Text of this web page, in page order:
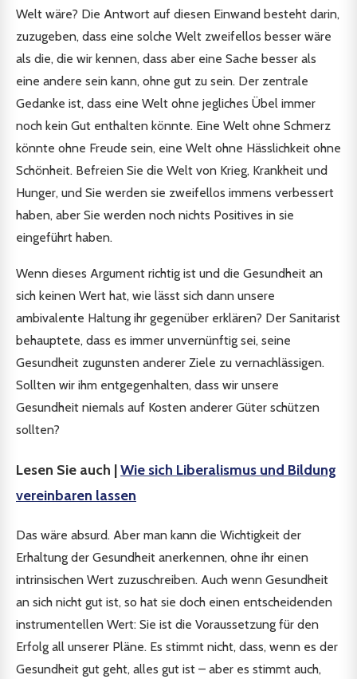
Welt wäre? Die Antwort auf diesen Einwand besteht darin,
zuzugeben, dass eine solche Welt zweifellos besser wäre
als die, die wir kennen, dass aber eine Sache besser als
eine andere sein kann, ohne gut zu sein. Der zentrale
Gedanke ist, dass eine Welt ohne jegliches Übel immer
noch kein Gut enthalten könnte. Eine Welt ohne Schmerz
könnte ohne Freude sein, eine Welt ohne Hässlichkeit ohne
Schönheit. Befreien Sie die Welt von Krieg, Krankheit und
Hunger, und Sie werden sie zweifellos immens verbessert
haben, aber Sie werden noch nichts Positives in sie
eingeführt haben.
Wenn dieses Argument richtig ist und die Gesundheit an
sich keinen Wert hat, wie lässt sich dann unsere
ambivalente Haltung ihr gegenüber erklären? Der Sanitarist
behauptete, dass es immer unvernünftig sei, seine
Gesundheit zugunsten anderer Ziele zu vernachlässigen.
Sollten wir ihm entgegenhalten, dass wir unsere
Gesundheit niemals auf Kosten anderer Güter schützen
sollten?
Lesen Sie auch |Wie sich Liberalismus und Bildung
vereinbaren lassen
Das wäre absurd. Aber man kann die Wichtigkeit der
Erhaltung der Gesundheit anerkennen, ohne ihr einen
intrinsischen Wert zuzuschreiben. Auch wenn Gesundheit
an sich nicht gut ist, so hat sie doch einen entscheidenden
instrumentellen Wert: Sie ist die Voraussetzung für den
Erfolg all unserer Pläne. Es stimmt nicht, dass, wenn es der
Gesundheit gut geht, alles gut ist – aber es stimmt auch,